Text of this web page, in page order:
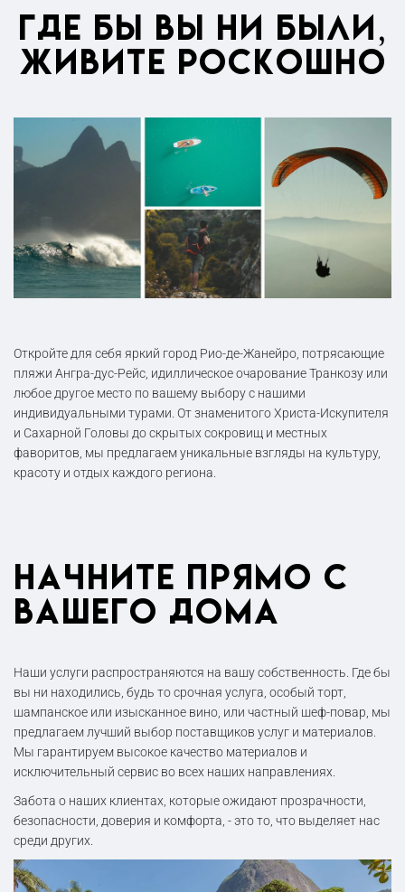
Где бы вы ни были,
живите роскошно
Откройте для себя яркий город Рио-де-Жанейро, потрясающие
пляжи Ангра-дус-Рейс, идиллическое очарование Транкозу или
любое другое место по вашему выбору с нашими
индивидуальными турами. От знаменитого Христа-Искупителя
и Сахарной Головы до скрытых сокровищ и местных
фаворитов, мы предлагаем уникальные взгляды на культуру,
красоту и отдых каждого региона.
Начните прямо с
вашего дома
Наши услуги распространяются на вашу собственность. Где бы
вы ни находились, будь то срочная услуга, особый торт,
шампанское или изысканное вино, или частный шеф-повар, мы
предлагаем лучший выбор поставщиков услуг и материалов.
Мы гарантируем высокое качество материалов и
исключительный сервис во всех наших направлениях.
Забота о наших клиентах, которые ожидают прозрачности,
безопасности, доверия и комфорта, - это то, что выделяет нас
среди других.